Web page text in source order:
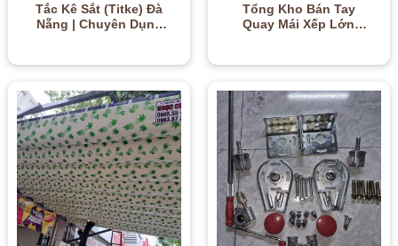
Tắc Kê Sắt (Titke) Đà
Nẵng | Chuyên Dụng
Tổng Kho Bán Tay
Quay Mái Xếp Lớn
0905.554.860